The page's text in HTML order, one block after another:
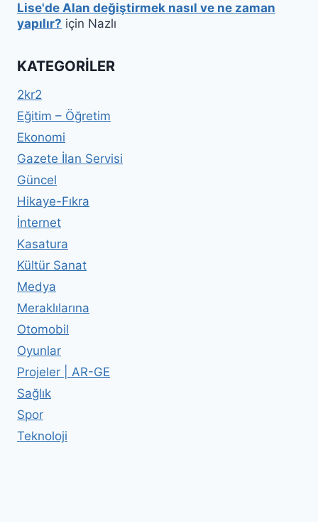
Lise'de Alan değiştirmek nasıl ve ne zaman
yapılır? için Nazlı
KATEGORILER
2kr2
Eğitim – Öğretim
Ekonomi
Gazete İlan Servisi
Güncel
Hikaye-Fıkra
İnternet
Kasatura
Kültür Sanat
Medya
Meraklılarına
Otomobil
Oyunlar
Projeler | AR-GE
Sağlık
Spor
Teknoloji